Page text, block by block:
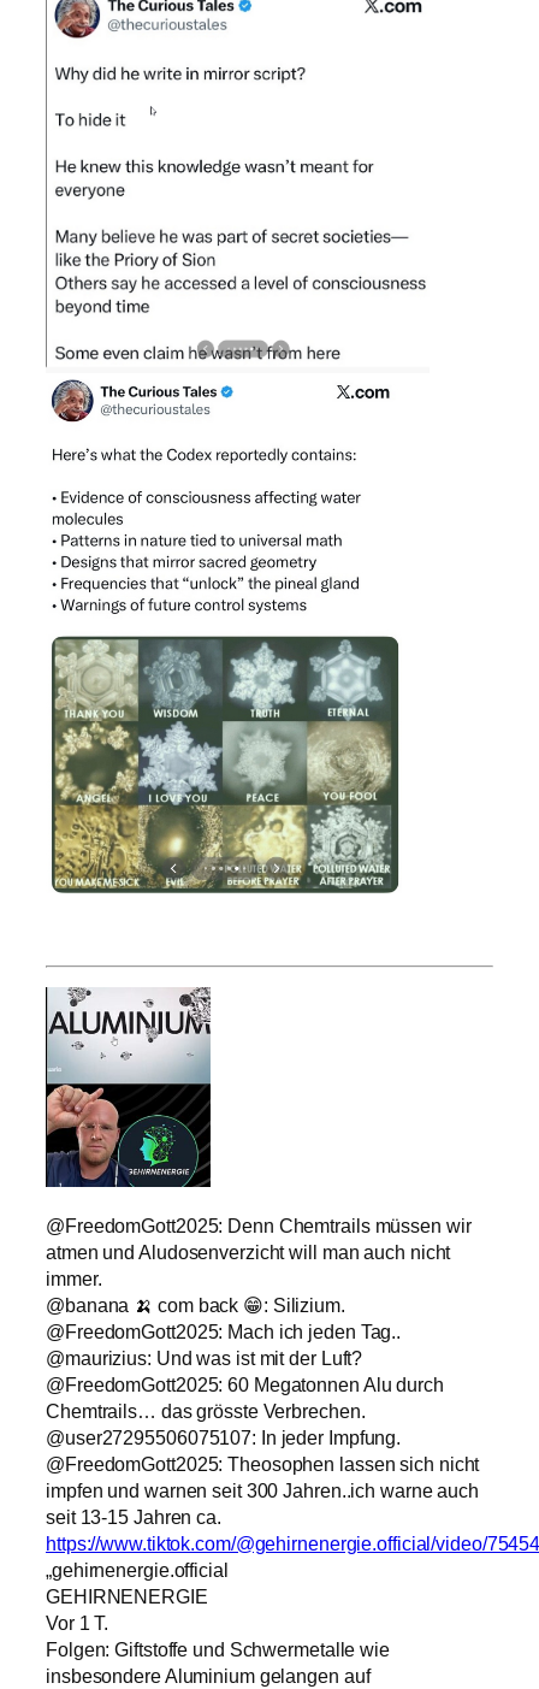
@FreedomGott2025: Denn Chemtrails müssen wir
atmen und Aludosenverzicht will man auch nicht
immer.
@banana 🍌 com back 😁: Silizium.
@FreedomGott2025: Mach ich jeden Tag..
@maurizius: Und was ist mit der Luft?
@FreedomGott2025: 60 Megatonnen Alu durch
Chemtrails… das grösste Verbrechen.
@user27295506075107: In jeder Impfung.
@FreedomGott2025: Theosophen lassen sich nicht
impfen und warnen seit 300 Jahren..ich warne auch
seit 13-15 Jahren ca.
https://www.tiktok.com/@gehirnenergie.official/video/
„gehirnenergie.official
GEHIRNENERGIE
Vor 1 T.
Folgen: Giftstoffe und Schwermetalle wie
insbesondere Aluminium gelangen auf